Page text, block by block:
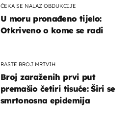
ČEKA SE NALAZ OBDUKCIJE
U moru pronađeno tijelo:
Otkriveno o kome se radi
RASTE BROJ MRTVIH
Broj zaraženih prvi put
premašio četiri tisuće: Širi se
smrtonosna epidemija